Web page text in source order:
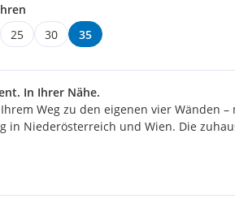
tätig.
25 30 35
In Ihrer Nähe.
Weg zu den eigenen vier Wänden –
in Niederösterreich und Wien. Die